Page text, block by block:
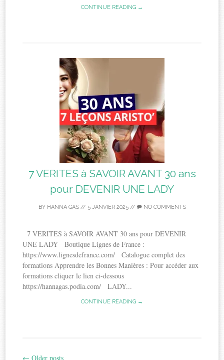
CONTINUE READING →
7 VERITES à SAVOIR AVANT 30 ans
pour DEVENIR UNE LADY
BY HANNA GAS// 5 JANVIER 2025// NO COMMENTS
7 VERITES à SAVOIR AVANT 30 ans pour DEVENIR
UNE LADY Boutique Lignes de France :
https://www.lignesdefrance.com/ Catalogue complet des
formations Apprendre les Bonnes Manières : Pour accéder aux
formations cliquer le lien ci-dessous
https://hannagas.podia.com/ LADY...
CONTINUE READING →
← Older posts